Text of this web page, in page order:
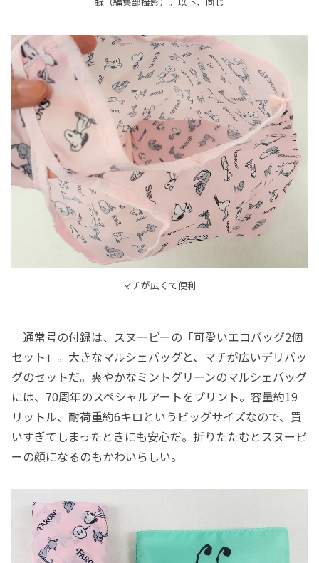
マチが広くて便利
通常号の付録は、スヌーピーの「可愛いエコバッグ2個
セット」。大きなマルシェバッグと、マチが広いデリバッ
グのセットだ。爽やかなミントグリーンのマルシェバッグ
には、70周年のスペシャルアートをプリント。容量約19
リットル、耐荷重約6キロというビッグサイズなので、買
いすぎてしまったときにも安心だ。折りたたむとスヌーピ
ーの顔になるのもかわいらしい。